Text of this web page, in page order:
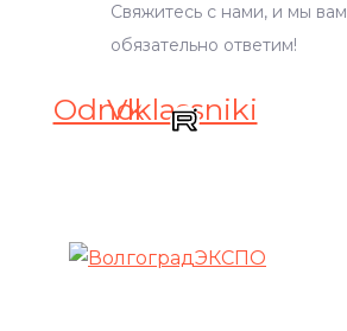
Свяжитесь с нами, и мы вам
обязательно ответим!
Vk
Odnoklassniki